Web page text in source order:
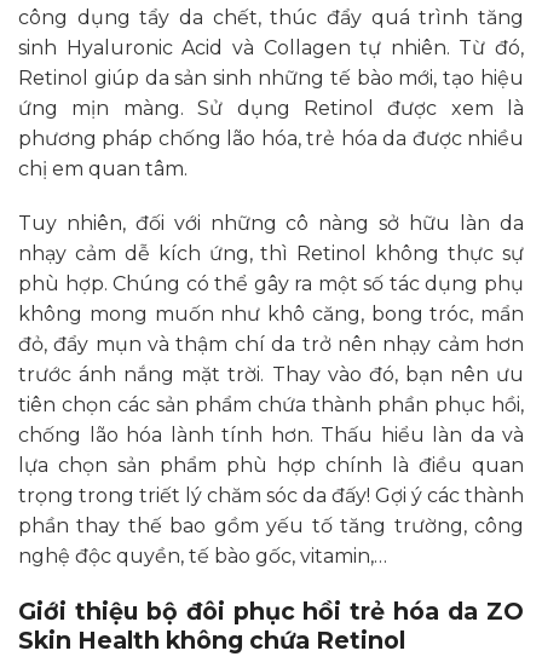
công dụng tẩy da chết, thúc đẩy quá trình tăng
sinh Hyaluronic Acid và Collagen tự nhiên. Từ đó,
Retinol giúp da sản sinh những tế bào mới, tạo hiệu
ứng mịn màng. Sử dụng Retinol được xem là
phương pháp chống lão hóa, trẻ hóa da được nhiều
chị em quan tâm.
Tuy nhiên, đối với những cô nàng sở hữu làn da
nhạy cảm dễ kích ứng, thì Retinol không thực sự
phù hợp. Chúng có thể gây ra một số tác dụng phụ
không mong muốn như khô căng, bong tróc, mẩn
đỏ, đẩy mụn và thậm chí da trở nên nhạy cảm hơn
trước ánh nắng mặt trời. Thay vào đó, bạn nên ưu
tiên chọn các sản phẩm chứa thành phần phục hồi,
chống lão hóa lành tính hơn. Thấu hiểu làn da và
lựa chọn sản phẩm phù hợp chính là điều quan
trọng trong triết lý chăm sóc da đấy! Gợi ý các thành
phần thay thế bao gồm yếu tố tăng trường, công
nghệ độc quyền, tế bào gốc, vitamin,…
Giới thiệu bộ đôi phục hồi trẻ hóa da ZO
Skin Health không chứa Retinol